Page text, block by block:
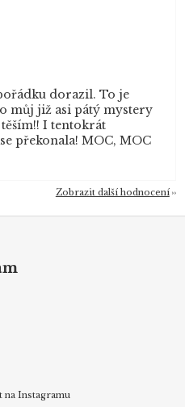
je 5 z 5 hvězdiček.
dorazil. To je
můj již asi pátý mystery
I tentokrát
překonala! MOC, MOC
Zobrazit další hodnocení
na Instagramu